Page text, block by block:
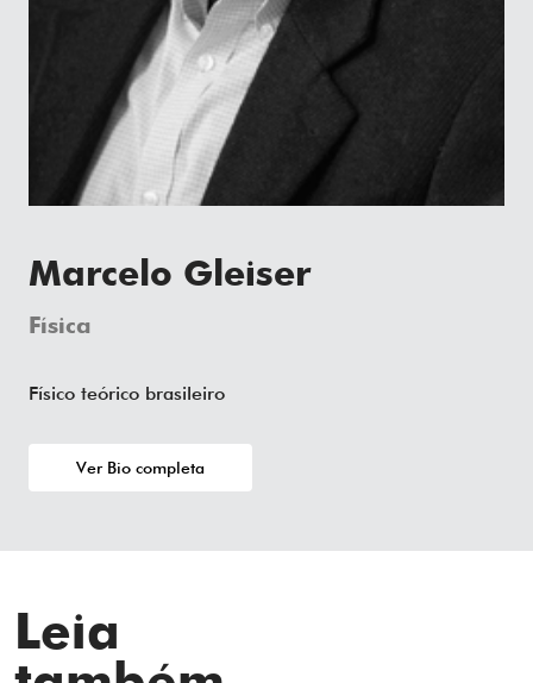
Marcelo Gleiser
Física
Físico teórico brasileiro
Ver Bio completa
Leia